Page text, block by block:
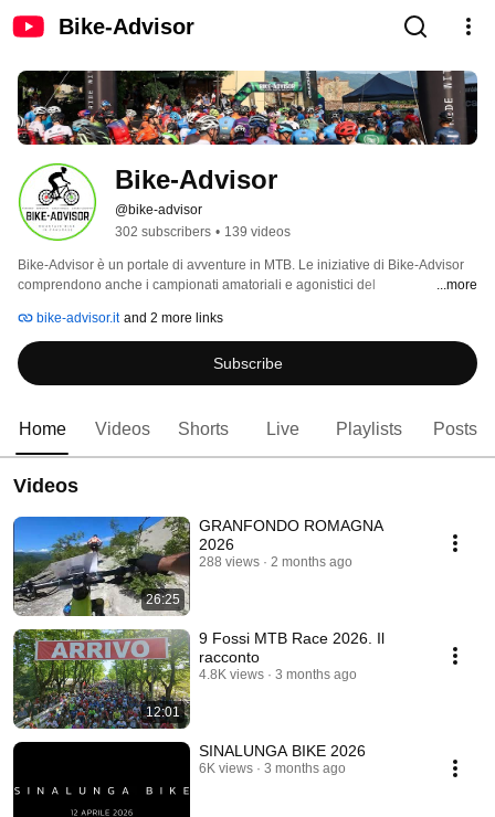
Bike-Advisor
Bike-Advisor
@bike-advisor
302 subscribers • 139 videos
Bike-Advisor è un portale di avventure in MTB. Le iniziative di Bike-Advisor
comprendono anche i campionati amatoriali e agonistici del
...more
bike-advisor.it and 2 more links
Subscribe
Home Videos Shorts Live Playlists Posts
Videos
26:25
GRANFONDO ROMAGNA
2026
288 views 2 months ago
12:01
9 Fossi MTB Race 2026. Il
racconto
4.8K views 3 months ago
SINALUNGA BIKE 2026
6K views 3 months ago